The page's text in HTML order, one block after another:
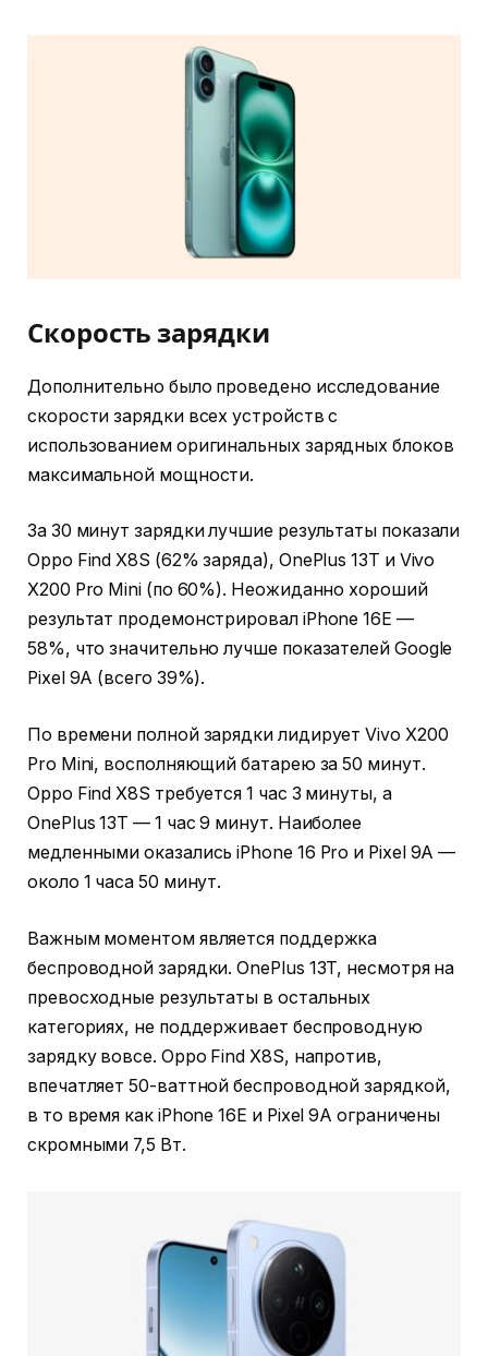
Скорость зарядки
Дополнительно было проведено исследование
скорости зарядки всех устройств с
использованием оригинальных зарядных блоков
максимальной мощности.
За 30 минут зарядки лучшие результаты показали
Oppo Find X8S (62% заряда), OnePlus 13T и Vivo
X200 Pro Mini (по 60%). Неожиданно хороший
результат продемонстрировал iPhone 16E —
58%, что значительно лучше показателей Google
Pixel 9A (всего 39%).
По времени полной зарядки лидирует Vivo X200
Pro Mini, восполняющий батарею за 50 минут.
Oppo Find X8S требуется 1 час 3 минуты, а
OnePlus 13T — 1 час 9 минут. Наиболее
медленными оказались iPhone 16 Pro и Pixel 9A —
около 1 часа 50 минут.
Важным моментом является поддержка
беспроводной зарядки. OnePlus 13T, несмотря на
превосходные результаты в остальных
категориях, не поддерживает беспроводную
зарядку вовсе. Oppo Find X8S, напротив,
впечатляет 50-ваттной беспроводной зарядкой,
в то время как iPhone 16E и Pixel 9A ограничены
скромными 7,5 Вт.